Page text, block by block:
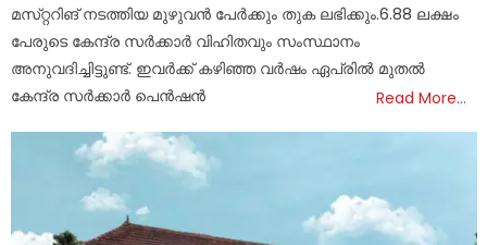
മസ്‌റ്ററിങ്‌ നടത്തിയ മുഴുവൻ പേർക്കും തുക ലഭിക്കും.6.88 ലക്ഷം
പേരുടെ കേന്ദ്ര സർക്കാർ വിഹിതവും സംസ്ഥാനം
അനുവദിച്ചിട്ടുണ്ട്‌. ഇവർക്ക്‌ കഴിഞ്ഞ വർഷം ഏപ്രിൽ മുതൽ
കേന്ദ്ര സർക്കാർ പെൻഷൻ
Read More…